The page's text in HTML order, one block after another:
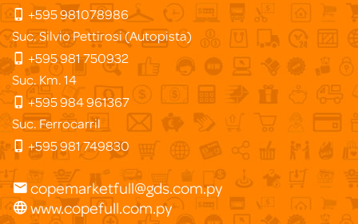
+595 981078986
Suc. Silvio Pettirosi (Autopista)
+595 981 750932
Suc. Km. 14
+595 984 961367
Suc. Ferrocarril
+595 981 749830
copemarketfull@gds.com.py
www.copefull.com.py